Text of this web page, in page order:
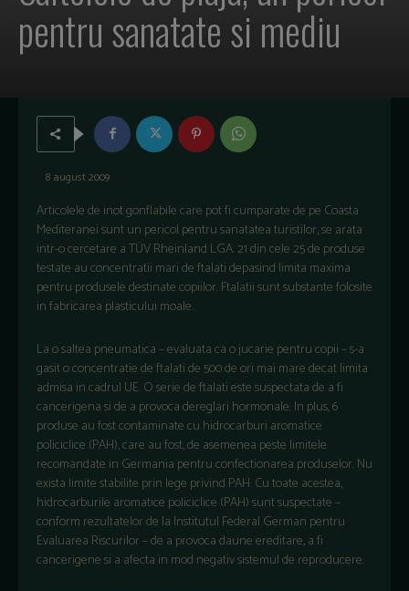
pentru sanatate si mediu
8 august 2009
Articolele de inot gonflabile care pot fi cumparate de pe Coasta
Mediteranei sunt un pericol pentru sanatatea turistilor, se arata
intr-o cercetare a TÜV Rheinland LGA. 21 din cele 25 de produse
testate au concentratii mari de ftalati depasind limita maxima
pentru produsele destinate copiilor. Ftalatii sunt substante folosite
in fabricarea plasticului moale.
La o saltea pneumatica – evaluata ca o jucarie pentru copii – s-a
gasit o concentratie de ftalati de 500 de ori mai mare decat limita
admisa in cadrul UE. O serie de ftalati este suspectata de a fi
cancerigena si de a provoca dereglari hormonale. In plus, 6
produse au fost contaminate cu hidrocarburi aromatice
policiclice (PAH), care au fost, de asemenea peste limitele
recomandate in Germania pentru confectionarea produselor. Nu
exista limite stabilite prin lege privind PAH. Cu toate acestea,
hidrocarburile aromatice policiclice (PAH) sunt suspectate –
conform rezultatelor de la Institutul Federal German pentru
Evaluarea Riscurilor – de a provoca daune ereditare, a fi
cancerigene si a afecta in mod negativ sistemul de reproducere.